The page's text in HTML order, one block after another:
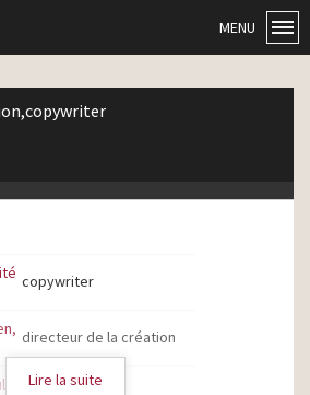
MENU
copywriter
directeur de la création
Lire la suite